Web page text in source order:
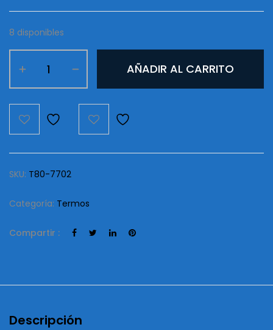
8 disponibles
CON
AÑADIR AL CARRITO
SKU: T80-7702
Categoría: Termos
Compartir :
Descripción